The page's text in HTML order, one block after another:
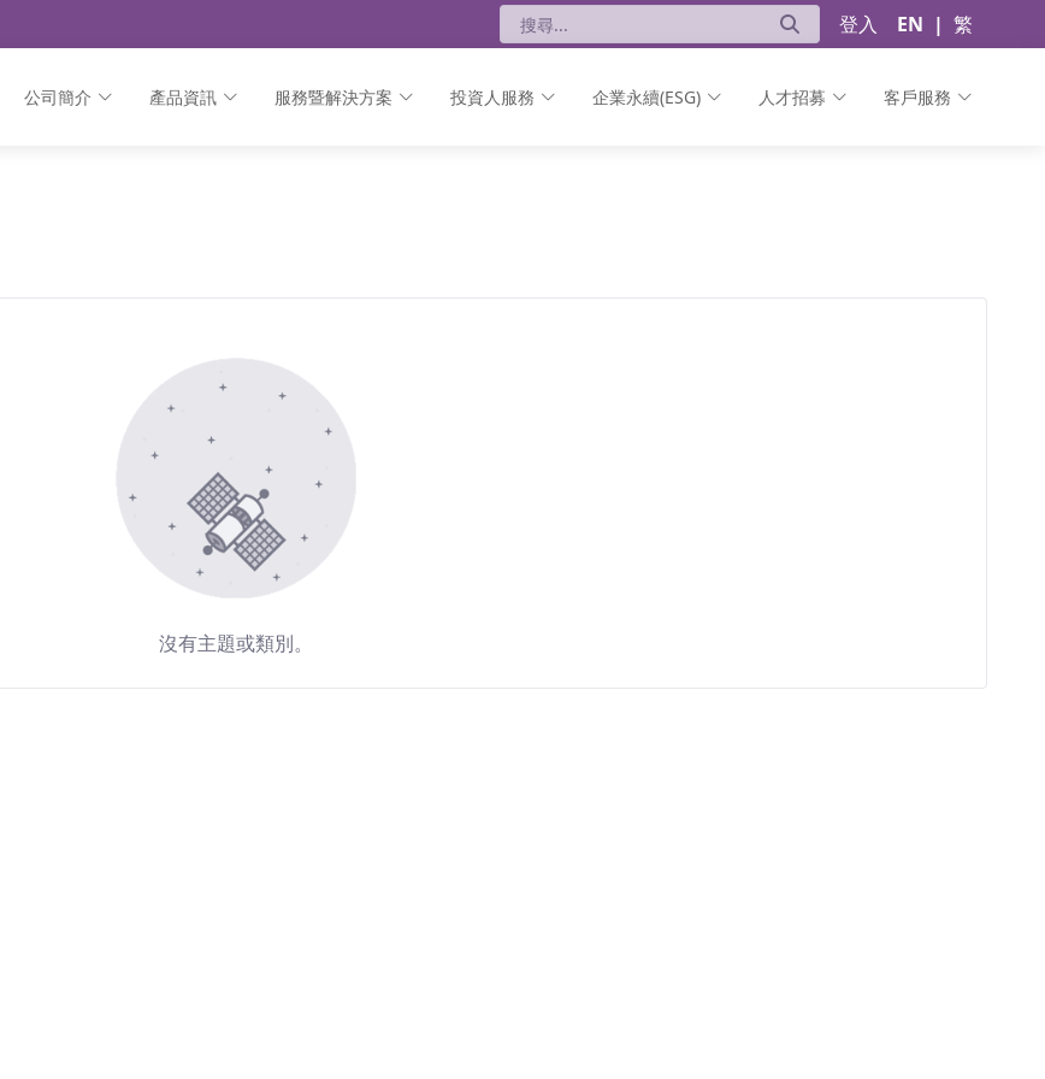
登入 EN | 繁
公司簡介 產品資訊 服務暨解決方案 投資人服務 企業永續(ESG) 人才招募 客戶服務
沒有主題或類別。